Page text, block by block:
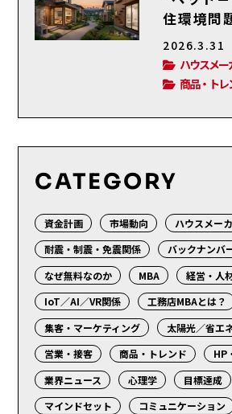
住環境問
2026.3.31
ハウスメー
商品・トレ
CATEGORY
資金計画 市場動向
ハウスメー
耐震・制震・免震関係
バックナンバ
なぜ無料なのか
MBA
経営・人
IoT／AI／VR関係
工務店MBAとは？
集客・マーケティング
太陽光／省エ
営業・接客
商品・トレンド
HP
業界ニュース
心理学
目標達成
マインドセット
コミュニケーション